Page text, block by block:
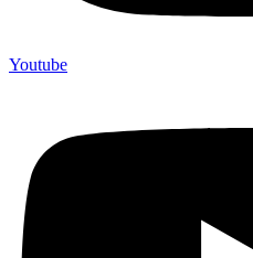
Youtube